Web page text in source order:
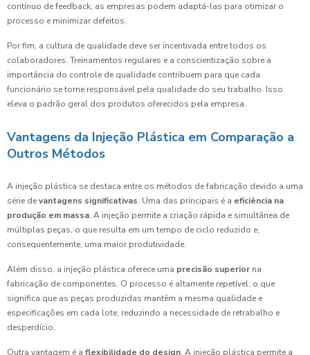
contínuo de feedback, as empresas podem adaptá-las para otimizar o
processo e minimizar defeitos.
Por fim, a cultura de qualidade deve ser incentivada entre todos os
colaboradores. Treinamentos regulares e a conscientização sobre a
importância do controle de qualidade contribuem para que cada
funcionário se torne responsável pela qualidade do seu trabalho. Isso
eleva o padrão geral dos produtos oferecidos pela empresa.
Vantagens da Injeção Plástica em Comparação a
Outros Métodos
A injeção plástica se destaca entre os métodos de fabricação devido a uma
série devantagens significativas. Uma das principais é a eficiência na
produção em massa. A injeção permite a criação rápida e simultânea de
múltiplas peças, o que resulta em um tempo de ciclo reduzido e,
consequentemente, uma maior produtividade.
Além disso, a injeção plástica oferece uma precisão superior na
fabricação de componentes. O processo é altamente repetível, o que
significa que as peças produzidas mantêm a mesma qualidade e
especificações em cada lote, reduzindo a necessidade de retrabalho e
desperdício.
Outra vantagem é a flexibilidade do design. A injeção plástica permite a